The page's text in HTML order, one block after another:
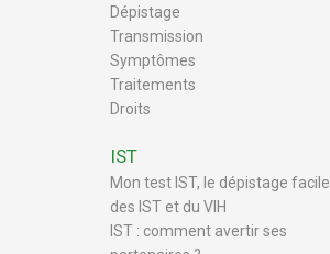
Dépistage
Transmission
Symptômes
Traitements
Droits
IST
Mon test IST, le dépistage facile
des IST et du VIH
IST : comment avertir ses